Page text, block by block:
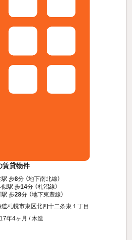
賃貸物件
駅 歩8分 （地下南北線）
似駅 歩14分 （札沼線）
駅 歩28分 （地下東豊線）
道札幌市東区北四十二条東１丁目
年4ヶ月 / 木造